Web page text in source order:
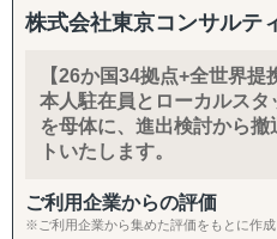
継続して支援できる体制を構
------------------------------------
■ サポート対象国（グループ
↳ ASEAN主要国：タイ・ベ
↳ アジア（中華系）：日本・
韓国
株式会社東京コンサルテ
【26か国34拠点+全世界
本人駐在員とローカルス
を母体に、進出検討から
トいたします。
ご利用企業からの評価
※ご利用企業から集めた評価をもとに作成